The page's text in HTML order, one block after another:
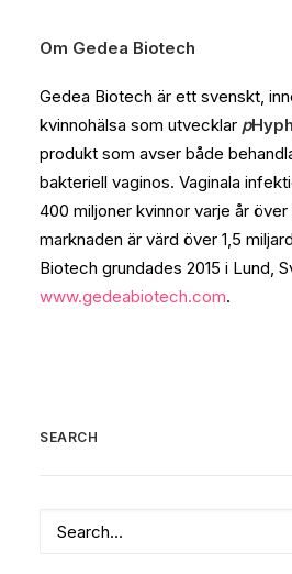
Om Gedea Biotech
Gedea Biotech är ett svenskt,
kvinnohälsa som utvecklar pHyph
produkt som avser både
bakteriell vaginos. Vaginala
400 miljoner kvinnor varje år
marknaden är värd över 1,5
Biotech grundades 2015 i Lund,
www.gedeabiotech.com.
SEARCH